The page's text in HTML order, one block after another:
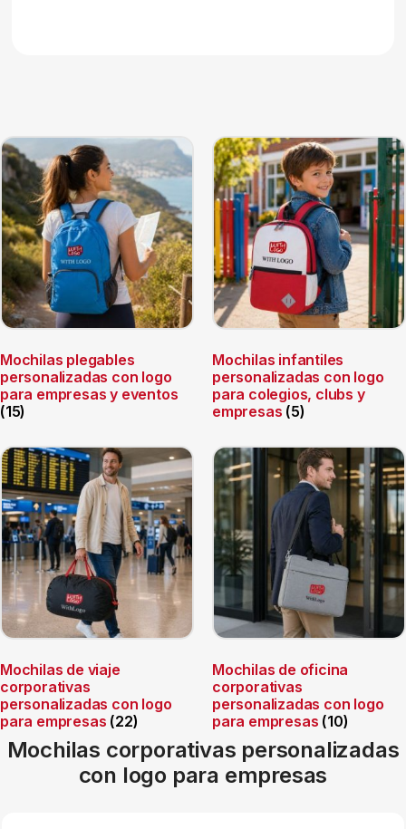
Mochilas plegables
personalizadas con logo
para empresas y eventos
(15)
Mochilas infantiles
personalizadas con logo
para colegios, clubs y
empresas (5)
Mochilas de viaje
corporativas
personalizadas con logo
para empresas (22)
Mochilas de oficina
corporativas
personalizadas con logo
para empresas (10)
Mochilas corporativas personalizadas
con logo para empresas